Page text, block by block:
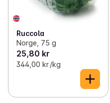
Ruccola
Norge, 75 g
25,80 kr
344,00 kr /kg